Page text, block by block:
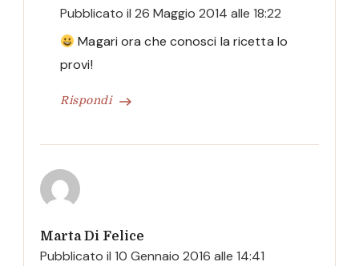
Pubblicato il 26 Maggio 2014 alle 18:22
Rispondi
Magari ora che conosci la ricetta lo
provi!
Marta Di Felice
Pubblicato il 10 Gennaio 2016 alle 14:41